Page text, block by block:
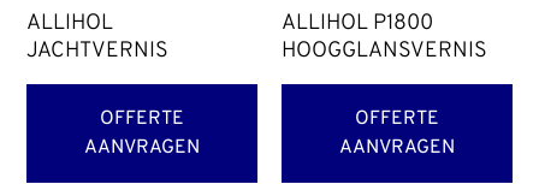
ALLIHOL
JACHTVERNIS
OFFERTE
AANVRAGEN
ALLIHOL P1800
HOOGGLANSVERNIS
OFFERTE
AANVRAGEN